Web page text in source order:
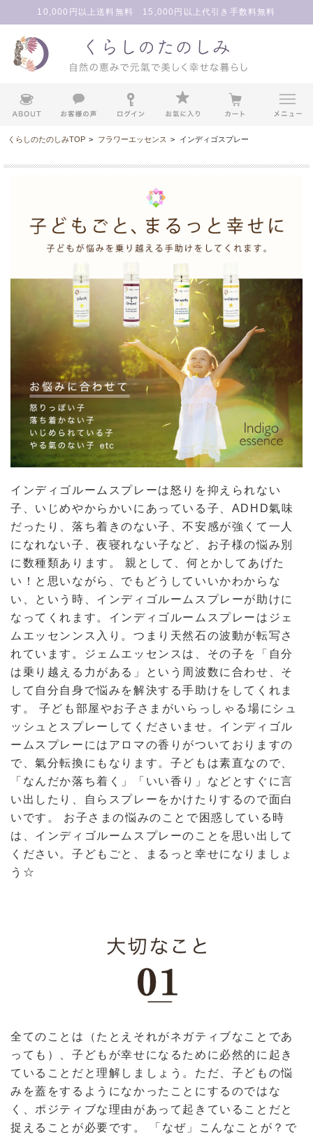
10,000円以上送料無料 15,000円以上代引き手数料無料
くらしのたのしみTOP > フラワーエッセンス > インディゴスプレー
インディゴルームスプレーは怒りを抑えられない
子、いじめやからかいにあっている子、ADHD氣味
だったり、落ち着きのない子、不安感が強くて一人
になれない子、夜寝れない子など、お子様の悩み別
に数種類あります。 親として、何とかしてあげた
い！と思いながら、でもどうしていいかわからな
い、という時、インディゴルームスプレーが助けに
なってくれます。インディゴルームスプレーはジェ
ムエッセンンス入り。つまり天然石の波動が転写さ
れています。ジェムエッセンスは、その子を「自分
は乗り越える力がある」という周波数に合わせ、そ
して自分自身で悩みを解決する手助けをしてくれま
す。 子ども部屋やお子さまがいらっしゃる場にシュ
ッシュとスプレーしてくださいませ。インディゴル
ームスプレーにはアロマの香りがついておりますの
で、氣分転換にもなります。子どもは素直なので、
「なんだか落ち着く」「いい香り」などとすぐに言
い出したり、自らスプレーをかけたりするので面白
いです。 お子さまの悩みのことで困惑している時
は、インディゴルームスプレーのことを思い出して
ください。子どもごと、まるっと幸せになりましょ
う☆
全てのことは（たとえそれがネガティブなことであ
っても）、子どもが幸せになるために必然的に起き
ていることだと理解しましょう。ただ、子どもの悩
みを蓋をするようになかったことにするのではな
く、ポジティブな理由があって起きていることだと
捉えることが必要です。 「なぜ」こんなことが？で